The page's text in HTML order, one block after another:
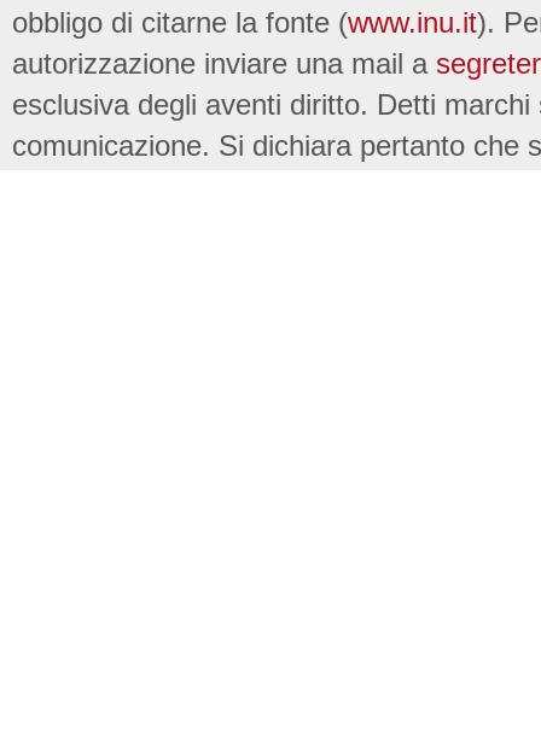
obbligo di citarne la fonte (www.inu.it).
autorizzazione inviare una mail a
esclusiva degli aventi diritto. Detti
comunicazione. Si dichiara pertanto che